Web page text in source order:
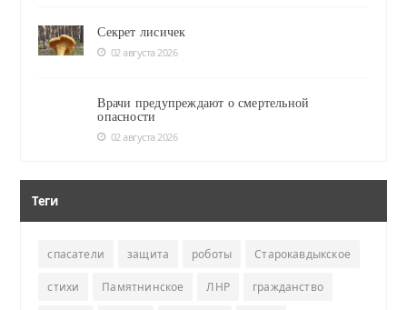
Секрет лисичек
02 августа 2026
Врачи предупреждают о смертельной
опасности
02 августа 2026
Теги
спасатели защита роботы Старокавдыкское
стихи Памятнинское ЛНР гражданство